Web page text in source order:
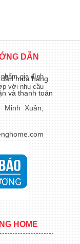
gia đình
với nhu cầu
Xuân,
DẪN
mua hàng
và thanh toán
HOME